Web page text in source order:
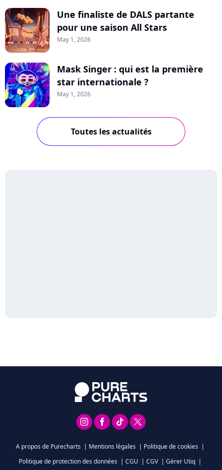
Une finaliste de DALS partante
pour une saison All Stars
May 1, 2026
Mask Singer : qui est la première
star internationale ?
May 1, 2026
Toutes les actualités
A propos de Purecharts | Mentions légales | Politique de cookies |
Politique de protection des données | CGU | CGV | Gérer Utiq |